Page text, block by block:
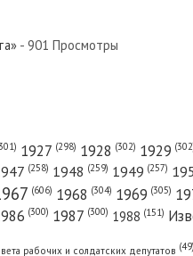
- 901 Просмотры
1927 (298) 1928 (302) 1929
(258) 1948 (259) 1949 (257)
(606) 1968 (304) 1969 (305)
(300) 1987 (300) 1988 (151)
рабочих и солдатских депутатов (49)